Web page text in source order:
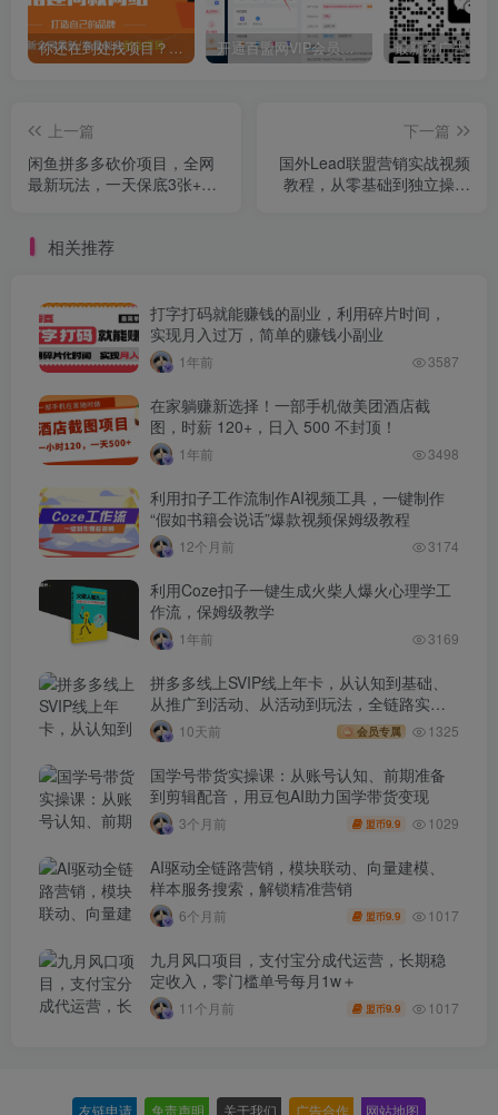
你还在到处找项目？还在当韭菜？我靠卖项目一个月收入5万+，曾经我也是个失败者。 开通百盟网VIP会员，尊享全站资源免费下载，享70%的推广提成！！【限时五折优惠】
上一篇
闲鱼拼多多砍价项目，全网
最新玩法，一天保底3张+，
下一篇
国外Lead联盟营销实战视频
教程，从零基础到独立操作
相关推荐
打字打码就能赚钱的副业，利用碎片时间，
实现月入过万，简单的赚钱小副业
1年前 3587
在家躺赚新选择！一部手机做美团酒店截
图，时薪 120+，日入 500 不封顶！
1年前 3498
利用扣子工作流制作AI视频工具，一键制作
“假如书籍会说话”爆款视频保姆级教程
12个月前 3174
利用Coze扣子一键生成火柴人爆火心理学工
作流，保姆级教学
1年前 3169
拼多多线上SVIP线上年卡，从认知到基础、
从推广到活动、从活动到玩法，全链路实战
(260730)
10天前 会员专属 1325
国学号带货实操课：从账号认知、前期准备
到剪辑配音，用豆包AI助力国学带货变现
3个月前 盟币9.9 1029
AI驱动全链路营销，模块联动、向量建模、
样本服务搜索，解锁精准营销
6个月前 盟币9.9 1017
九月风口项目，支付宝分成代运营，长期稳
定收入，零门槛单号每月1w＋
11个月前 盟币9.9 1017
友链申请 免责声明 关于我们 广告合作 网站地图